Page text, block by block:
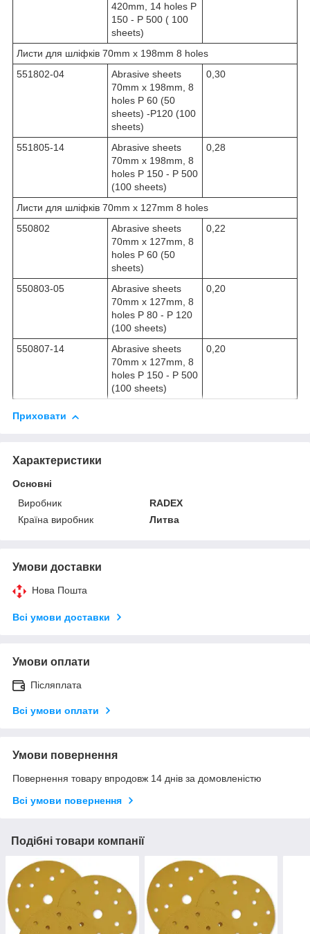
420mm, 14 holes P
150 - P 500 ( 100
sheets)
Листи для шліфків 70mm x 198mm 8 holes
551802-04
Abrasive sheets
70mm х 198mm, 8
holes P 60 (50
sheets) -P120 (100
sheets)
0,30
551805-14
Abrasive sheets
70mm х 198mm, 8
holes P 150 - P 500
(100 sheets)
0,28
Листи для шліфків 70mm x 127mm 8 holes
550802
Abrasive sheets
70mm х 127mm, 8
holes P 60 (50
sheets)
0,22
550803-05
Abrasive sheets
70mm х 127mm, 8
holes P 80 - P 120
(100 sheets)
0,20
550807-14
Abrasive sheets
70mm х 127mm, 8
holes P 150 - P 500
(100 sheets)
0,20
Приховати
Характеристики
Основні
Виробник
RADEX
Країна виробник
Литва
Умови доставки
Нова Пошта
Всі умови доставки
Умови оплати
Післяплата
Всі умови оплати
Умови повернення
Повернення товару впродовж 14 днів за домовленістю
Всі умови повернення
Подібні товари компанії